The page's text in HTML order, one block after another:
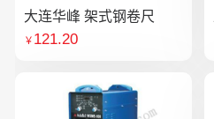
大连华峰 架式钢卷尺
￥ 121.20